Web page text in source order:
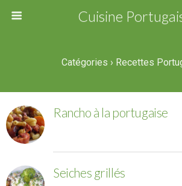
Cuisine
Catégories › Recettes
Rancho à la portugaise
Seiches grillés